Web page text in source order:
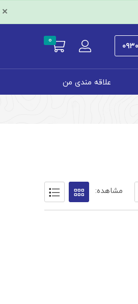
×
0
علاقه مندی من
مشاهده: